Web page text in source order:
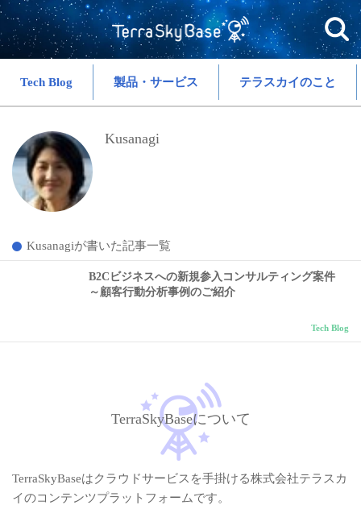
Tech Blog 製品・サービス テラスカイのこと
Kusanagi
Kusanagiが書いた記事一覧
B2Cビジネスへの新規参入コンサルティング案件
～顧客行動分析事例のご紹介
Tech Blog
TerraSkyBaseについて
TerraSkyBaseはクラウドサービスを手掛ける株式会社テラスカ
イのコンテンツプラットフォームです。